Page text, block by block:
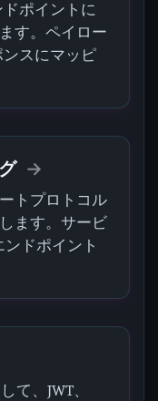
ポイントに
す。ペイロー
ンスにマッピ
トプロトコル
ます。サービ
ンドポイント
て、JWT、